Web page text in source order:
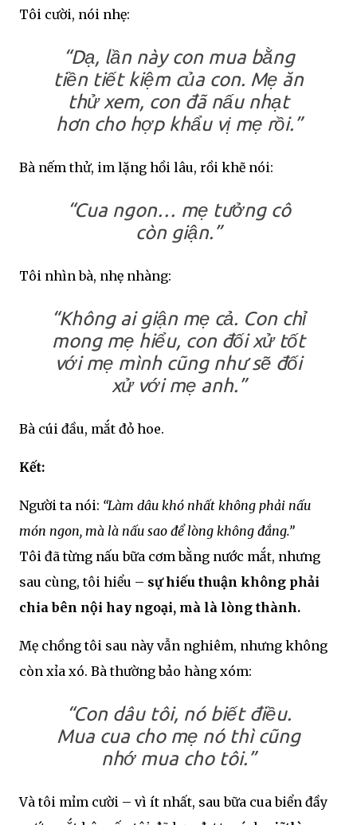
Tôi cười, nói nhẹ:
“Dạ, lần này con mua bằng
tiền tiết kiệm của con. Mẹ ăn
thử xem, con đã nấu nhạt
hơn cho hợp khẩu vị mẹ rồi.”
Bà nếm thử, im lặng hồi lâu, rồi khẽ nói:
“Cua ngon… mẹ tưởng cô
còn giận.”
Tôi nhìn bà, nhẹ nhàng:
“Không ai giận mẹ cả. Con chỉ
mong mẹ hiểu, con đối xử tốt
với mẹ mình cũng như sẽ đối
xử với mẹ anh.”
Bà cúi đầu, mắt đỏ hoe.
Kết:
Người ta nói: “Làm dâu khó nhất không phải nấu
món ngon, mà là nấu sao để lòng không đắng.”
Tôi đã từng nấu bữa cơm bằng nước mắt, nhưng
sau cùng, tôi hiểu – sự hiếu thuận không phải
chia bên nội hay ngoại, mà là lòng thành.
Mẹ chồng tôi sau này vẫn nghiêm, nhưng không
còn xỉa xó. Bà thường bảo hàng xóm:
“Con dâu tôi, nó biết điều.
Mua cua cho mẹ nó thì cũng
nhớ mua cho tôi.”
Và tôi mỉm cười – vì ít nhất, sau bữa cua biển đầy